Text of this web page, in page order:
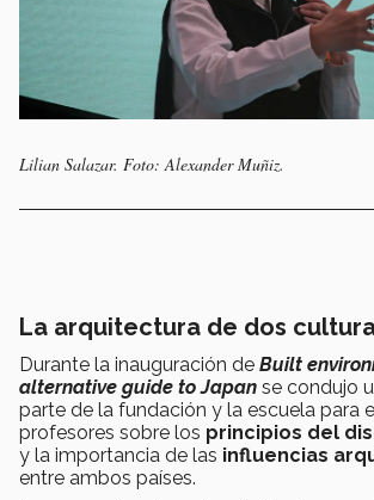
Lilian Salazar. Foto: Alexander Muñiz.
La arquitectura de dos
Durante la inauguración de Built
alternative guide to Japan se condujo
parte de la fundación y la escuela para
profesores sobre los principios del
y la importancia de las influencias
entre ambos países.